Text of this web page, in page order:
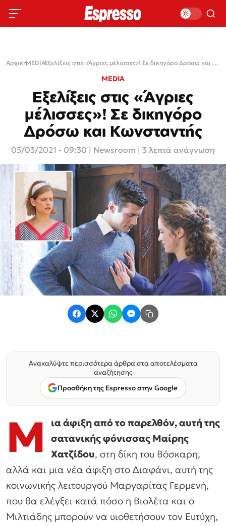
Αρχική›
MEDIA› Εξελίξεις στις «Άγριες μέλισσες»! Σε δικηγόρο Δρόσω και Κωνσταντής
MEDIA
Εξελίξεις στις «Άγριες
μέλισσες»! Σε δικηγόρο
Δρόσω και Κωνσταντής
05/03/2021 - 09:30 Newsroom | 3 λεπτά ανάγνωση
Ανακαλύψτε περισσότερα άρθρα στα αποτελέσματα
αναζήτησης
Προσθήκη της Espresso στην Google
Μ
ια άφιξη από το παρελθόν, αυτή της
σατανικής φόνισσας Μαίρης
Χατζίδου, στη δίκη του Βόσκαρη,
αλλά και μια νέα άφιξη στο Διαφάνι, αυτή της
κοινωνικής λειτουργού Μαργαρίτας Γερμενή,
που θα ελέγξει κατά πόσο η Βιολέτα και ο
Μιλτιάδης μπορούν να υιοθετήσουν τον Ευτύχη,